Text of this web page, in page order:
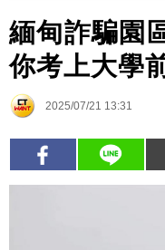
緬甸詐騙園
你考上大學
2025/07/21 13:31